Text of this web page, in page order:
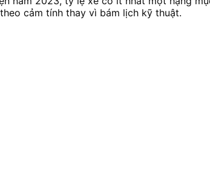
cảm tính thay vì bám lịch kỹ thuật.